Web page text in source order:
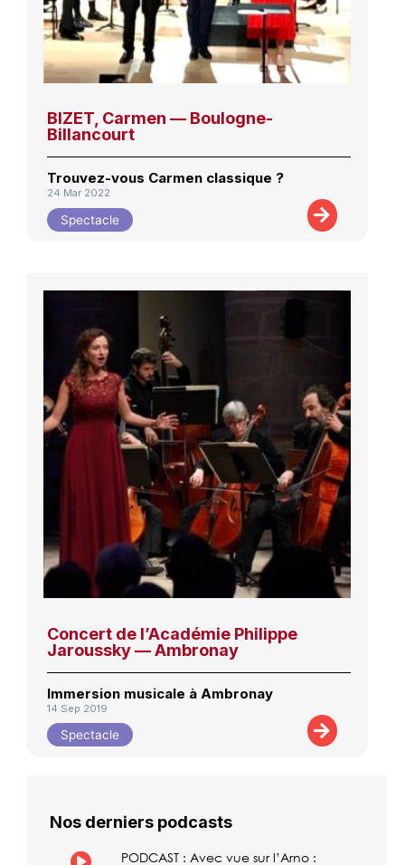
BIZET, Carmen — Boulogne-
Billancourt
Trouvez-vous Carmen classique ?
24 Mar 2022
Spectacle
Concert de l’Académie Philippe
Jaroussky — Ambronay
Immersion musicale à Ambronay
14 Sep 2019
Spectacle
Nos derniers podcasts
PODCAST : Avec vue sur l’Arno :